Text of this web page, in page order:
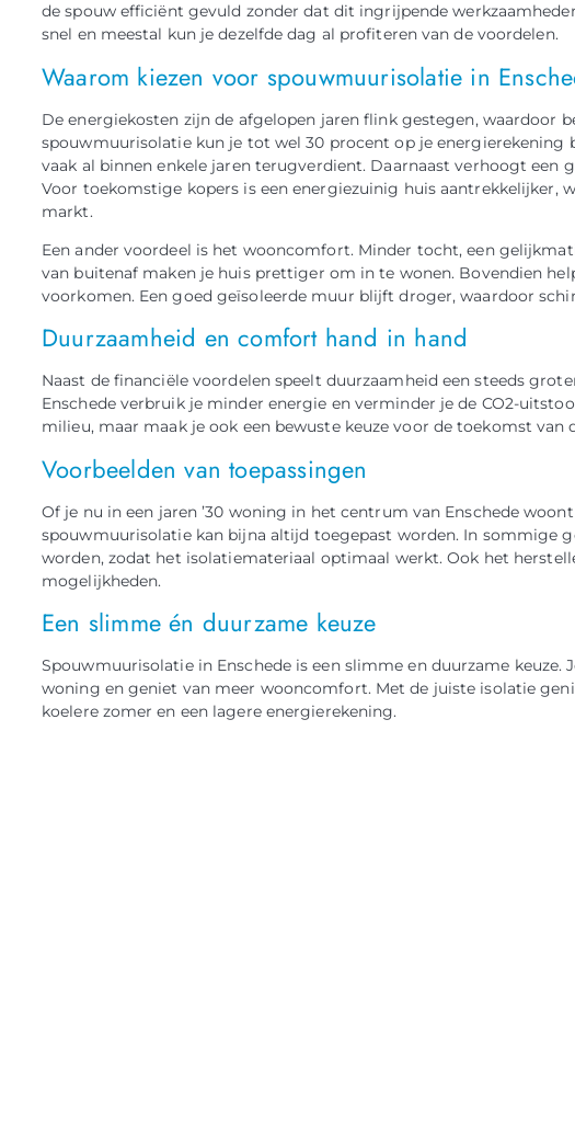
de spouw efficiënt gevuld zonder dat dit ingrijpende
snel en meestal kun je dezelfde dag al profiteren van de voordelen.
Waarom kiezen voor spouwmuurisolatie in
De energiekosten zijn de afgelopen jaren flink gestegen, waardoor
spouwmuurisolatie kun je tot wel 30 procent op je energierekening
vaak al binnen enkele jaren terugverdient. Daarnaast verhoogt een
Voor toekomstige kopers is een energiezuinig huis aantrekkelijker,
markt.
Een ander voordeel is het wooncomfort. Minder tocht, een
van buitenaf maken je huis prettiger om in te wonen. Bovendien
voorkomen. Een goed geïsoleerde muur blijft droger, waardoor
Duurzaamheid en comfort hand in hand
Naast de financiële voordelen speelt duurzaamheid een steeds
Enschede verbruik je minder energie en verminder je de CO2-
milieu, maar maak je ook een bewuste keuze voor de toekomst van
Voorbeelden van toepassingen
Of je nu in een jaren ’30 woning in het centrum van Enschede
spouwmuurisolatie kan bijna altijd toegepast worden. In sommige
worden, zodat het isolatiemateriaal optimaal werkt. Ook het
mogelijkheden.
Een slimme én duurzame keuze
Spouwmuurisolatie in Enschede is een slimme en duurzame keuze.
woning en geniet van meer wooncomfort. Met de juiste isolatie
koelere zomer en een lagere energierekening.